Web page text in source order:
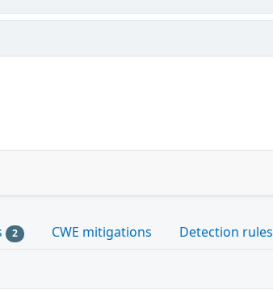
2 CWE mitigations Detection rules